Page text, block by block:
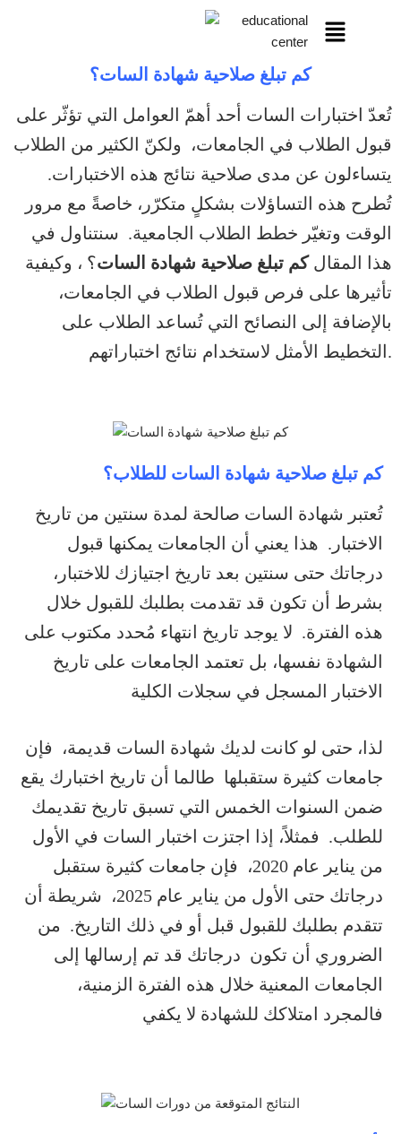
كم تبلغ صلاحية شهادة السات؟
تُعدّ اختبارات السات أحد أهمّ العوامل التي تؤثّر على
قبول الطلاب في الجامعات، ولكنّ الكثير من الطلاب
يتساءلون عن مدى صلاحية نتائج هذه الاختبارات.
تُطرح هذه التساؤلات بشكلٍ متكرّر، خاصةً مع مرور
الوقت وتغيّر خطط الطلاب الجامعية. سنتناول في
هذا المقالكم تبلغ صلاحية شهادة السات؟ ، وكيفية
تأثيرها على فرص قبول الطلاب في الجامعات،
بالإضافة إلى النصائح التي تُساعد الطلاب على
التخطيط الأمثل لاستخدام نتائج اختباراتهم.
كم تبلغ صلاحية شهادة السات للطلاب؟
الاختبار. هذا يعني أن الجامعات يمكنها قبول
درجاتك حتى سنتين بعد تاريخ اجتيازك للاختبار،
بشرط أن تكون قد تقدمت بطلبك للقبول خلال
هذه الفترة. لا يوجد تاريخ انتهاء مُحدد مكتوب على
الشهادة نفسها، بل تعتمد الجامعات على تاريخ
الاختبار المسجل في سجلات الكلية
لذا، حتى لو كانت لديك شهادة السات قديمة، فإن
جامعات كثيرة ستقبلها طالما أن تاريخ اختبارك يقع
ضمن السنوات الخمس التي تسبق تاريخ تقديمك
للطلب. فمثلاً، إذا اجتزت اختبار السات في الأول
من يناير عام 2020، فإن جامعات كثيرة ستقبل
درجاتك حتى الأول من يناير عام 2025، شريطة أن
تتقدم بطلبك للقبول قبل أو في ذلك التاريخ. من
الضروري أن تكون درجاتك قد تم إرسالها إلى
الجامعات المعنية خلال هذه الفترة الزمنية،
فالمجرد امتلاكك للشهادة لا يكفي